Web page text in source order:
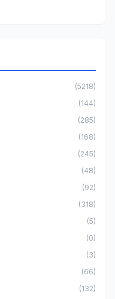
(5218)
(144)
(285)
(168)
(245)
(48)
(92)
(318)
(5)
(0)
(3)
(66)
(132)